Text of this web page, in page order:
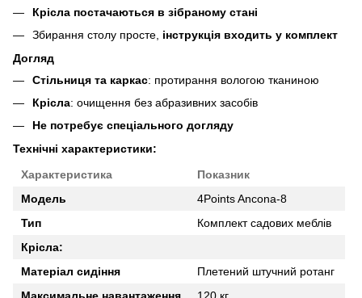
Крісла постачаються в зібраному стані
Збирання столу просте, інструкція входить у комплект
Догляд
Стільниця та каркас: протирання вологою тканиною
Крісла: очищення без абразивних засобів
Не потребує спеціального догляду
Технічні характеристики:
Характеристика
Показник
Модель
4Points Ancona-8
Тип
Комплект садових меблів
Крісла:
Матеріал сидіння
Плетений штучний ротанг